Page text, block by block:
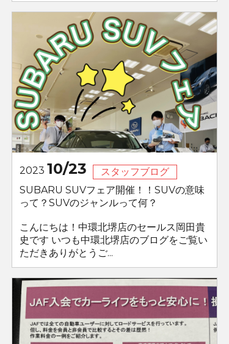
2023 10/23
スタッフブログ
SUBARU SUVフェア開催！！SUVの意味
って？SUVのジャンルって何？
こんにちは！中環北堺店のセールス岡田貴
史です いつも中環北堺店のブログをご覧い
ただきありがとうご...